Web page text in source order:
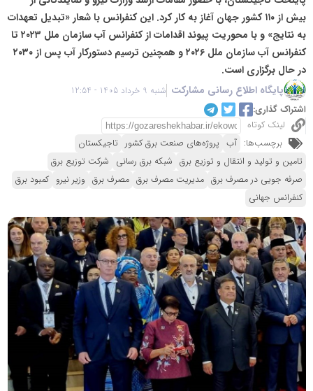
بیش از ۱۱۰ کشور جهان آغاز به کار کرد. این کنفرانس با شعار «تبدیل تعهدات
به نتایج» و با محوریت پیوند اقدامات از کنفرانس آب سازمان ملل ۲۰۲۳ تا
کنفرانس آب سازمان ملل ۲۰۲۶ و همچنین ترسیم دستورکار آب پس از ۲۰۳۰
در حال برگزاری است.
پایگاه اطلاع رسانی مشارکت شنبه 9 خرداد 1405 - 12:54
اشتراک گذاری:
لینک کوتاه
برچسب‌ها: آب پروژه‌های صنعت برق کشور تاجیکستان
تامین و تولید و انتقال و توزیع برق شبکه برق رسانی شرکت توزیع برق
صرفه جویی در مصرف برق مدیریت مصرف برق مصرف برق وزیر نیرو کمبود برق
کنفرانس جهانی